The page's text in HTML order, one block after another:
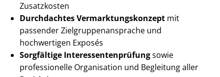
Zusatzkosten
Durchdachtes Ver­mark­tungs­kon­zept mit
passender Ziel­grup­pen­an­spra­che und
hochwertigen Exposés
Sorgfältige In­ter­es­sen­ten­prü­fungsowie
professionelle Organisation und Begleitung aller